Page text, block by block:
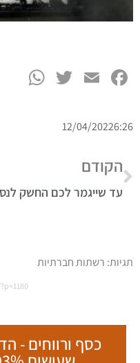
Facebook
Email
Twitter
6:26
12/04/2022
הקודם
עד שייגמר לכם החשק
תגיות: רשתות חברתיות
כסף ורווחים -